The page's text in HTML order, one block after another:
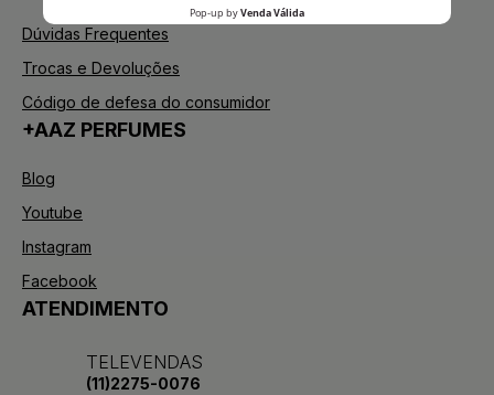
Dúvidas Frequentes
Trocas e Devoluções
Código de defesa do consumidor
+AAZ PERFUMES
Blog
Youtube
Instagram
Facebook
ATENDIMENTO
TELEVENDAS
(11)2275-0076